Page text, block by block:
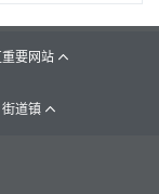
重要网站 
街道镇 